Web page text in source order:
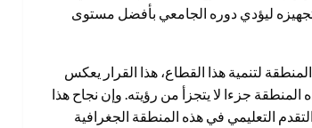
وتجهيزه ليؤدي دوره الجامعي بأفضل مستوى
لتنمية هذا القطاع، هذا القرار يعكس
المنطقة جزءا لا يتجزأ من رؤيته. وإن نجاح هذا
التعليمي في هذه المنطقة الجغرافية